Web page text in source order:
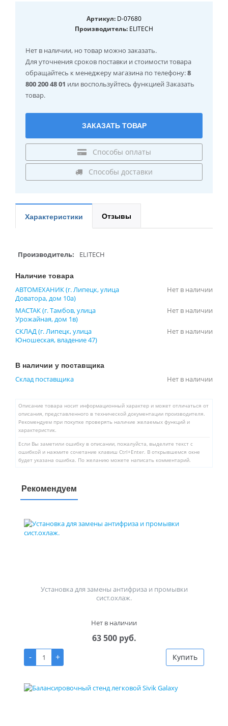
Артикул: D-07680
Производитель: ELITECH
Нет в наличии, но товар можно заказать.
Для уточнения сроков поставки и стоимости товара
обращайтесь к менеджеру магазина по телефону:8
800 200 48 01 или воспользуйтесь функцией Заказать
товар.
ЗАКАЗАТЬ ТОВАР
Способы оплаты
Способы доставки
Характеристики Отзывы
Производитель: ELITECH
Наличие товара
АВТОМЕХАНИК (г. Липецк, улица
Доватора, дом 10а)
Нет в наличии
МАСТАК (г. Тамбов, улица
Урожайная, дом 1в)
Нет в наличии
СКЛАД (г. Липецк, улица
Юношеская, владение 47)
Нет в наличии
В наличии у поставщика
Склад поставщика Нет в наличии
Описание товара носит информационный характер и может отличаться от
описания, представленного в технической документации производителя.
Рекомендуем при покупке проверять наличие желаемых функций и
характеристик.
Если Вы заметили ошибку в описании, пожалуйста, выделите текст с
ошибкой и нажмите сочетание клавиш Ctrl+Enter. В открывшемся окне
будет указана ошибка. По желанию можете написать комментарий.
Рекомендуем
Установка для замены антифриза и промывки
сист.охлаж.
Нет в наличии
63 500 руб.
-
+ Купить